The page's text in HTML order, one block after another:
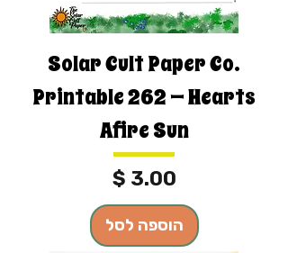
Solar Cult Paper Co.
Printable 262 — Hearts
Afire Sun
מחיר
הוספה לסל